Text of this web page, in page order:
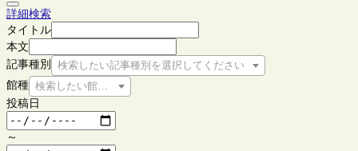
詳細検索
タイトル
本文
記事種別
検索したい記事種別を選択してください
館種 検索したい館種を選択してください
投稿日
～